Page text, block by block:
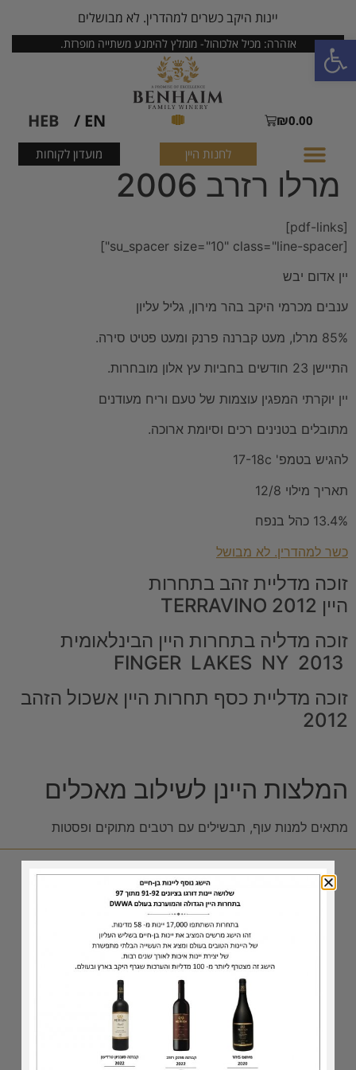
פתח סרגל נגישות
יינות היקב כשרים למהדרין. לא מבושלים
אזהרה: מכיל אלכוהול- מומלץ להימנע משתייה מופרזת.
₪0.00
EN /
HEB
לחנות היין מועדון לקוחות
מרלו רזרב 2006
[pdf-links]
[su_spacer size="10" class="line-spacer"]
יין אדום יבש
ענבים מכרמי היקב בהר מירון, גליל עליון
85% מרלו, מעט קברנה פרנק ומעט פטיט סירה.
התיישן 23 חודשים בחביות עץ אלון מובחרות.
יין יוקרתי המפגין עוצמות של טעם וריח מעודנים
מתובלים בטנינים רכים וסיומת ארוכה.
להגיש בטמפ' 17-18c
תאריך מילוי 12/8
13.4% כהל בנפח
כשר למהדרין. לא מבושל
זוכה מדליית זהב בתחרות
היין TERRAVINO 2012
זוכה מדליה בתחרות היין הבינלאומית
זוכה מדליית כסף תחרות היין אשכול הזהב
2012
המלצות היינן לשילוב מאכלים
מתאים למנות עוף, תבשילים עם רטבים מתוקים ופסטות
ביקור ביקב
אירוח עסקי
טעימות בסלון היינן
נקודות מכירה
כתבו עלינו
גלרית תמונות
סדרת היינות